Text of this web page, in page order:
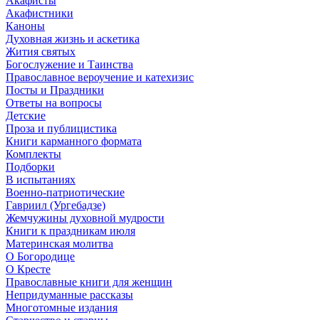
Акафистники
Каноны
Духовная жизнь и аскетика
Жития святых
Богослужение и Таинства
Православное вероучение и катехизис
Посты и Праздники
Ответы на вопросы
Детские
Проза и публицистика
Книги карманного формата
Комплекты
Подборки
В испытаниях
Военно-патриотические
Гавриил (Ургебадзе)
Жемчужины духовной мудрости
Книги к праздникам июля
Материнская молитва
О Богородице
О Кресте
Православные книги для женщин
Непридуманные рассказы
Многотомные издания